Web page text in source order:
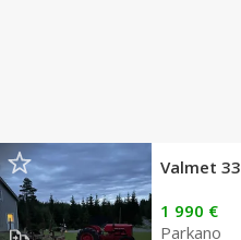
Valmet 33
1 990 €
Parkano